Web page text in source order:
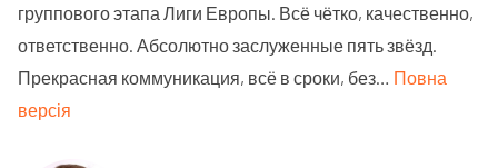
группового этапа Лиги Европы. Всё чётко, качественно,
ответственно. Абсолютно заслуженные пять звёзд.
Прекрасная коммуникация, всё в сроки, без… Повна
версія